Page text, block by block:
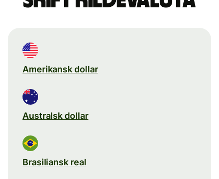
Amerikansk dollar
Australsk dollar
Brasiliansk real